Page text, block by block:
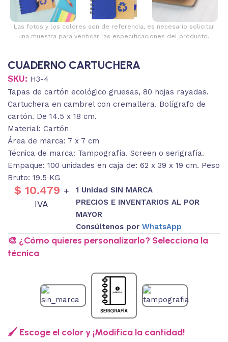
Las fotos y los colores son de referencia, es necesario solicitar
una muestra para verificar las especificaciones del producto.
CUADERNO CARTUCHERA
SKU: H3-4
Tapas de cartón ecológico gruesas, 80 hojas rayadas.
Cartuchera en cambrel con cremallera. Bolígrafo de
cartón. De 14.5 x 18 cm.
Material: Cartón
Área de marca: 7 x 7 cm
Técnica de marca: Tampografía. Screen o serigrafía.
Empaque: 100 unidades en caja de: 62 x 39 x 19 cm. Peso
Bruto: 19.5 KG
$ 10.479 +
IVA
1 Unidad SIN MARCA
PRECIOS E INVENTARIOS AL POR
MAYOR
Consúltenos por WhatsApp
🎨 ¿Cómo quieres personalizarlo? Selecciona la
técnica
🖌️ Escoge el color y ¡Modifica la cantidad!